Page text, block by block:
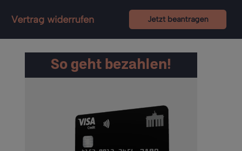
Vertrag widerrufen Jetzt beantragen
So geht bezahlen!